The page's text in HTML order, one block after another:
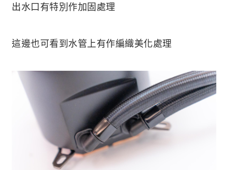
出水口有特別作加固處理
這邊也可看到水管上有作編織美化處理